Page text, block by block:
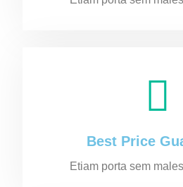
Best Price
Etiam porta sem